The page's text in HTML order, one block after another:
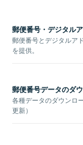
郵便番号・デジタル
郵便番号とデジタルア
を提供。
郵便番号データのダ
各種データのダウンロ
更新）